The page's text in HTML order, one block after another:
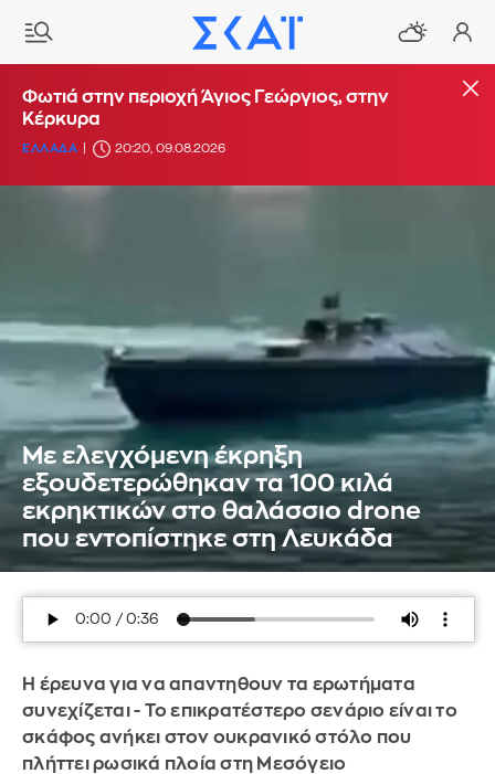
Φωτιά στην περιοχή Άγιος Γεώργιος, στην
Κέρκυρα
ΕΛΛΑΔΑ 20:20, 09.08.2026
Με ελεγχόμενη έκρηξη
εξουδετερώθηκαν τα 100 κιλά
εκρηκτικών στο θαλάσσιο drone
που εντοπίστηκε στη Λευκάδα
Η έρευνα για να απαντηθουν τα ερωτήματα
συνεχίζεται - Το επικρατέστερο σενάριο είναι το
σκάφος ανήκει στον ουκρανικό στόλο που
πλήττει ρωσικά πλοία στη Μεσόγειο